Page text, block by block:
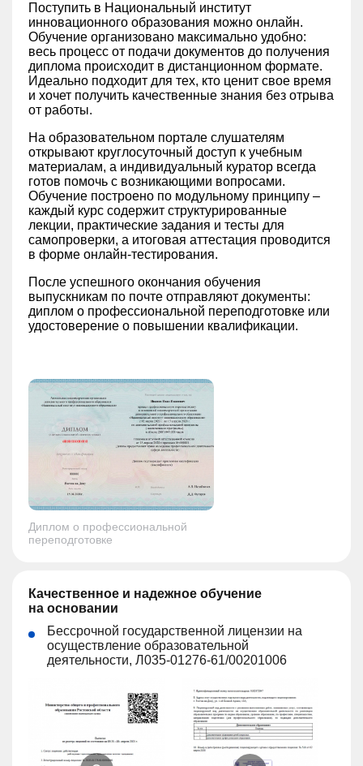
Поступить в Национальный институт
инновационного образования можно онлайн.
Обучение организовано максимально удобно:
весь процесс от подачи документов до получения
диплома происходит в дистанционном формате.
Идеально подходит для тех, кто ценит свое время
и хочет получить качественные знания без отрыва
от работы.
На образовательном портале слушателям
открывают круглосуточный доступ к учебным
материалам, а индивидуальный куратор всегда
готов помочь с возникающими вопросами.
Обучение построено по модульному принципу –
каждый курс содержит структурированные
лекции, практические задания и тесты для
самопроверки, а итоговая аттестация проводится
в форме онлайн-тестирования.
После успешного окончания обучения
выпускникам по почте отправляют документы:
диплом о профессиональной переподготовке или
удостоверение о повышении квалификации.
Диплом о профессиональной
переподготовке
Качественное и надежное обучение
на основании
Бессрочной государственной лицензии на
осуществление образовательной
деятельности, Л035-01276-61/00201006